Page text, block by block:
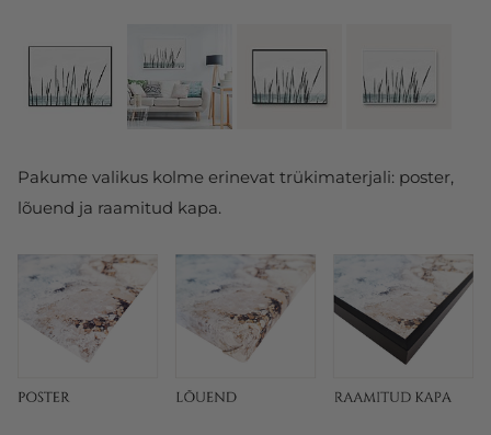
Pakume valikus kolme erinevat trükimaterjali: poster,
lõuend ja raamitud kapa.